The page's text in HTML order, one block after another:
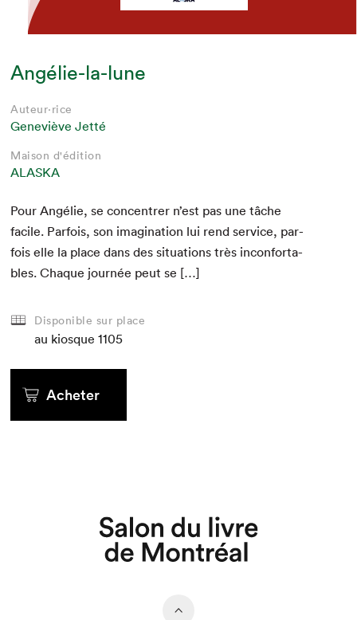
Angélie-la-lune
Auteur·rice
Geneviève Jetté
Maison d'édition
ALASKA
Pour Angélie, se con­cen­tr­er n’est pas une tâche
facile. Par­fois, son imag­i­na­tion lui rend ser­vice, par­
fois elle la place dans des sit­u­a­tions très incon­fort­a­
bles. Chaque journée peut se […]
Disponible sur place
au kiosque 1105
Acheter